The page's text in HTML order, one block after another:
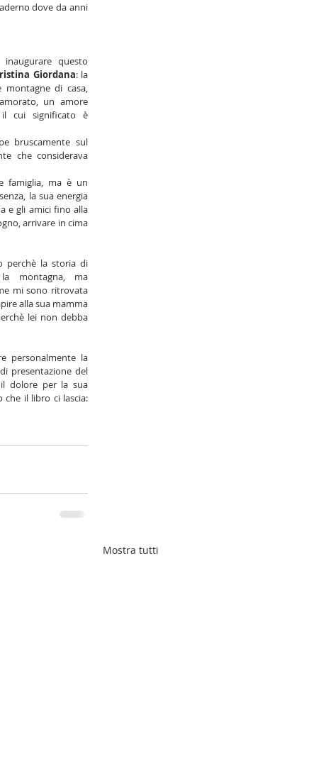
dove da anni
questo
Giordana: la
montagne di casa,
un amore
cui significato è
bruscamente sul
che considerava
famiglia, ma è un
la sua energia
e gli amici fino alla
arrivare in cima
perchè la storia di
montagna, ma
mi sono ritrovata
alla sua mamma
lei non debba
personalmente la
presentazione del
dolore per la sua
che il libro ci lascia:
Mostra tutti